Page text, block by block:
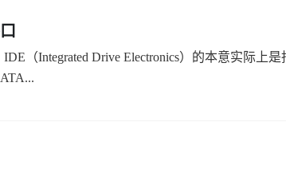
（Integrated Drive Electronics）的本意实际上